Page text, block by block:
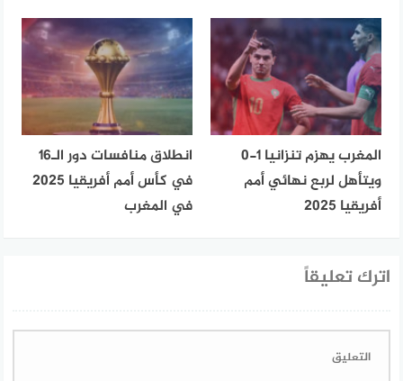
المغرب يهزم تنزانيا 1-0
ويتأهل لربع نهائي أمم
أفريقيا 2025
انطلاق منافسات دور الـ16
في كأس أمم أفريقيا 2025
في المغرب
اترك تعليقاً